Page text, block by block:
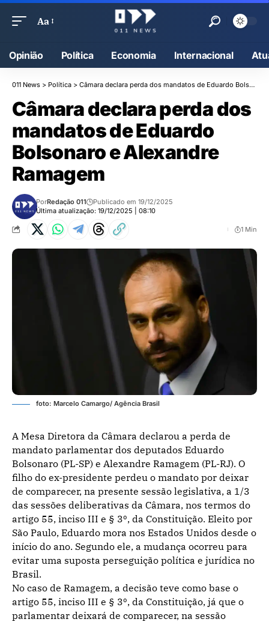
Aa
Opinião Política Economia Internacional
011 News > Política > Câmara declara perda dos mandatos de Eduardo Bolsonaro e Alexandre Ramagem
Câmara declara perda dos
mandatos de Eduardo
Bolsonaro e Alexandre
Ramagem
Última atualização: 19/12/2025 | 08:10
PorRedação 011 Publicado em 19/12/2025
1 Min
foto: Marcelo Camargo/ Agência Brasil
A Mesa Diretora da Câmara declarou a perda de
mandato parlamentar dos deputados Eduardo
Bolsonaro (PL-SP) e Alexandre Ramagem (PL-RJ). O
filho do ex-presidente perdeu o mandato por deixar
de comparecer, na presente sessão legislativa, a 1/3
das sessões deliberativas da Câmara, nos termos do
artigo 55, inciso III e § 3º, da Constituição. Eleito por
São Paulo, Eduardo mora nos Estados Unidos desde o
início do ano. Segundo ele, a mudança ocorreu para
evitar uma suposta perseguição política e jurídica no
Brasil.
No caso de Ramagem, a decisão teve como base o
artigo 55, inciso III e § 3º, da Constituição, já que o
parlamentar deixará de comparecer, na sessão